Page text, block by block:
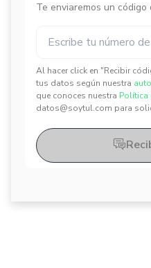
Te enviaremos un código
Al hacer click en "Recibir
tus datos según nuestra
que conoces nuestra Política
datos@soytul.com para